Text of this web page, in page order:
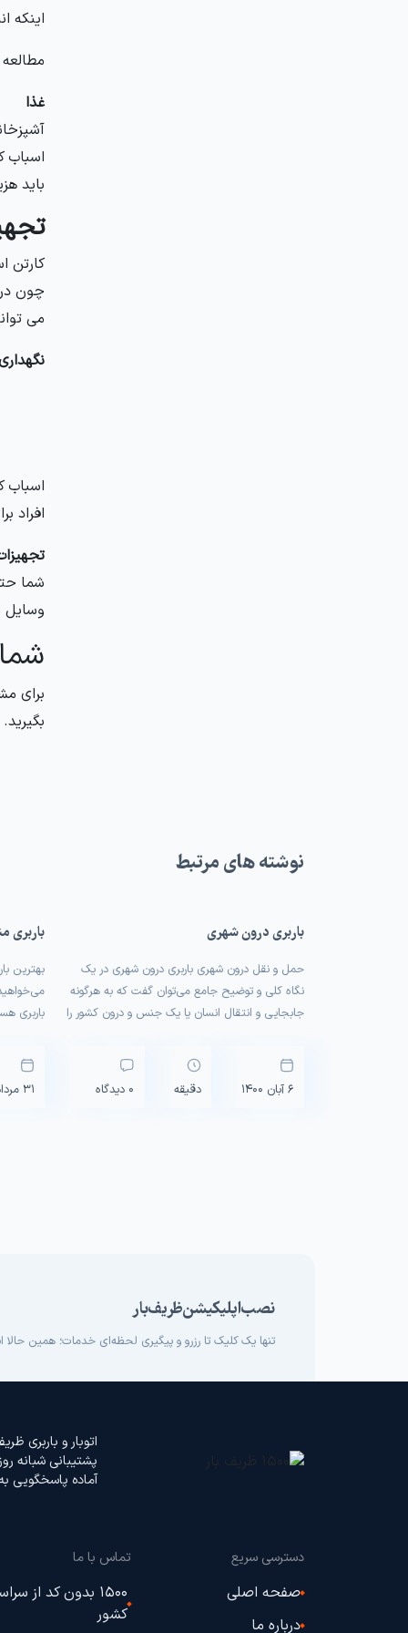
اینکه
غذا
اسباب
باید
کارتن
چون
می
اسباب
افراد
شما
وسایل
بگیرید.
نوشته های مرتبط
باربری درون شهری
حمل و نقل درون شهری باربری درون‌ شهری در یک
نگاه کلی و توضیح جامع می‌توان گفت که به هرگونه
جابجایی و انتقال انسان یا یک جنس و درون کشور را
کشور می‌تواند برای آن و مردمش بسیار سود ده
باشد، اول از هر چیزی باعث پیشرفت شهرها […]
6 آبان 1400 دقیقه 0 دیدگاه
باربری
بهترین
باربری
مواردی
عنوان
است.
31 مرداد 1400
نصب اپلیکیشن ظریف بار
تنها یک کلیک تا رزرو و پیگیری لحظه‌ای خدمات؛ همین حالا
اتوبار و باربری
پشتیبانی شبانه‌
آماده پاسخگویی
دسترسی سریع
صفحه اصلی
درباره ما
تماس با ما
1500 بدون کد از
کشور